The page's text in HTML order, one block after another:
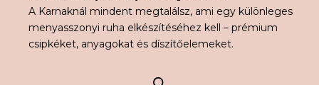
A Karnaknál mindent megtalálsz, ami egy különleges
menyasszonyi ruha elkészítéséhez kell – prémium
csipkéket, anyagokat és díszítőelemeket.